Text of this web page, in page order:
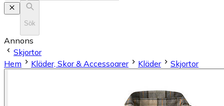
Sök
Annons
Skjortor
Hem
Kläder, Skor & Accessoarer Kläder Skjortor